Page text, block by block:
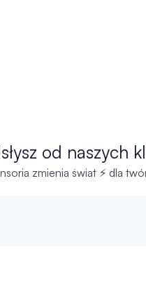
od naszych
zmienia świat ⚡ dla